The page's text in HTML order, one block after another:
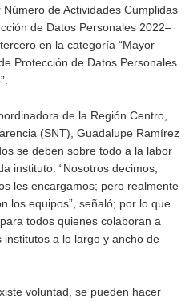
de Actividades Cumplidas
de Datos Personales 2022–
en la categoría “Mayor
Protección de Datos Personales
de la Región Centro,
(SNT), Guadalupe Ramírez
se deben sobre todo a la labor
instituto. “Nosotros decimos,
les encargamos; pero realmente
los equipos”, señaló; por lo que
todos quienes colaboran a
a lo largo y ancho de
voluntad, se pueden hacer